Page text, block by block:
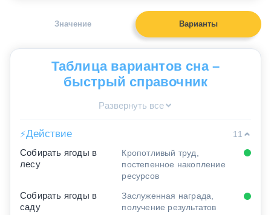
Значение Варианты
Таблица вариантов сна –
быстрый справочник
Развернуть все
⚡Действие
11
Собирать ягоды в
лесу
Кропотливый труд,
постепенное накопление
ресурсов
Собирать ягоды в
саду
Заслуженная награда,
получение результатов